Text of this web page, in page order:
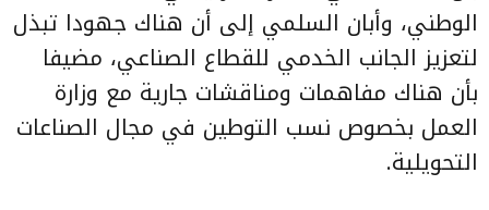
الوطني، وأبان السلمي إلى أن هناك جهودا تبذل
لتعزيز الجانب الخدمي للقطاع الصناعي، مضيفا
بأن هناك مفاهمات ومناقشات جارية مع وزارة
العمل بخصوص نسب التوطين في مجال الصناعات
التحويلية.